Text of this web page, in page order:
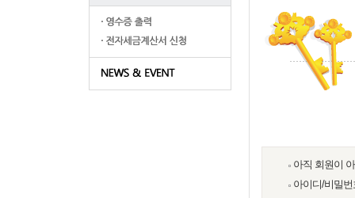
아직 회원이
아이디/비밀